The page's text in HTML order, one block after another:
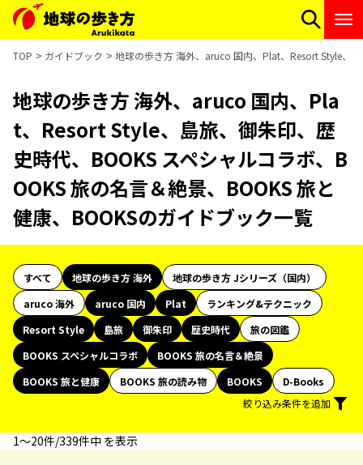
TOP ガイドブック 地球の歩き方 海外、aruco 国内、Plat、Resort Style、
地球の歩き方 海外、aruco 国内、Pla
t、Resort Style、島旅、御朱印、歴
史時代、BOOKS スペシャルコラボ、B
OOKS 旅の名言＆絶景、BOOKS 旅と
健康、BOOKSのガイドブック一覧
すべて 地球の歩き方 海外
地球の歩き方 Jシリーズ（国内）
aruco 海外
aruco 国内 Plat
ランキング&テクニック
Resort Style
島旅 御朱印 歴史時代
旅の図鑑
BOOKS スペシャルコラボ
BOOKS 旅の名言＆絶景
BOOKS 旅と健康
BOOKS 旅の読み物 BOOKS
D-Books
絞り込み条件を追加
1〜20件/339件中 を表示